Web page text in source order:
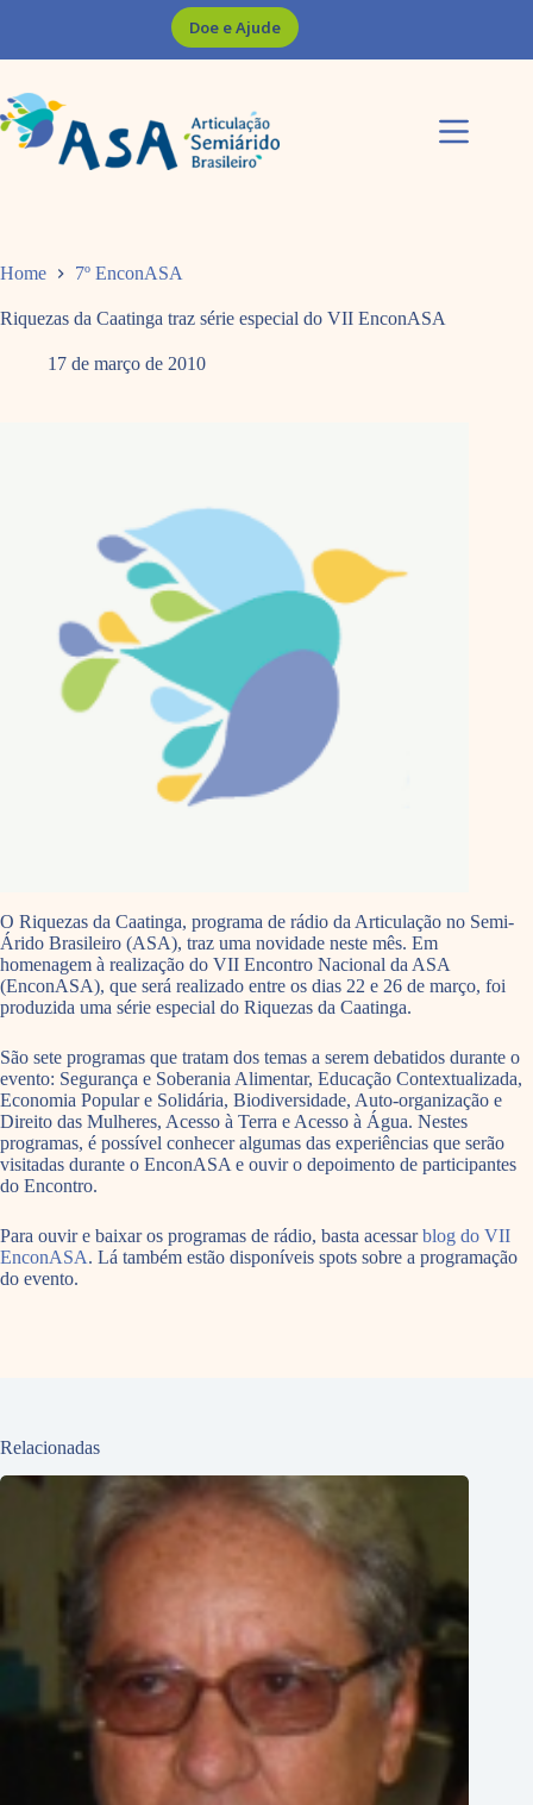
Doe e Ajude
Home 7º EnconASA
Riquezas da Caatinga traz série especial do VII EnconASA
17 de março de 2010
O Riquezas da Caatinga, programa de rádio da Articulação no Semi-
Árido Brasileiro (ASA), traz uma novidade neste mês. Em
homenagem à realização do VII Encontro Nacional da ASA
(EnconASA), que será realizado entre os dias 22 e 26 de março, foi
produzida uma série especial do Riquezas da Caatinga.
São sete programas que tratam dos temas a serem debatidos durante o
evento: Segurança e Soberania Alimentar, Educação Contextualizada,
Economia Popular e Solidária, Biodiversidade, Auto-organização e
Direito das Mulheres, Acesso à Terra e Acesso à Água. Nestes
programas, é possível conhecer algumas das experiências que serão
visitadas durante o EnconASA e ouvir o depoimento de participantes
do Encontro.
Para ouvir e baixar os programas de rádio, basta acessarblog do VII
EnconASA. Lá também estão disponíveis spots sobre a programação
do evento.
Relacionadas